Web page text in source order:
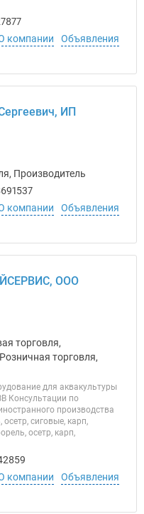
компании
Объявления
ИП
Производитель
компании
Объявления
ООО
торговля,
торговля,
для аквакультуры
Консультации по
производства
сиговые, карп,
осетр, карп,
компании
Объявления